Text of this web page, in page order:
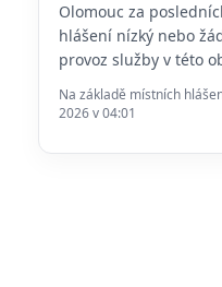
Olomouc za
hlášení nízký nebo
provoz služby v této
Na základě místních
2026 v 04:01